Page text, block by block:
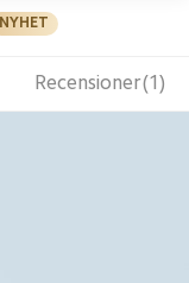
NYHET
Recensioner(1)